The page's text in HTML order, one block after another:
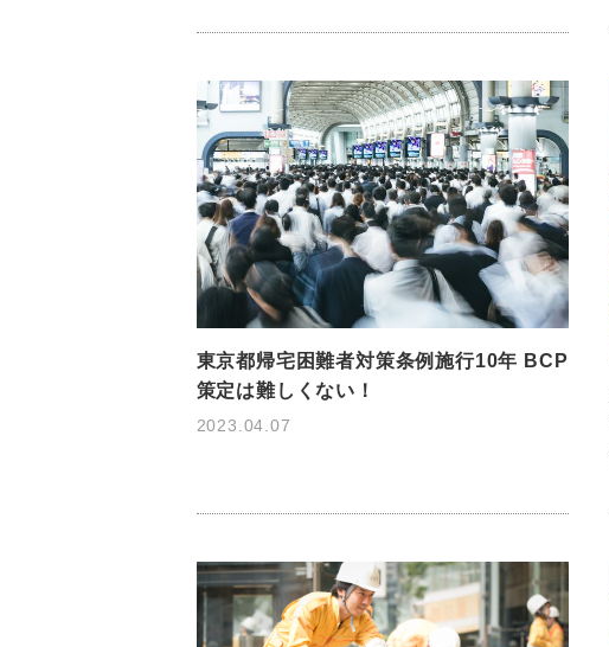
東京都帰宅困難者対策条例施行10年 BCP
策定は難しくない！
2023.04.07